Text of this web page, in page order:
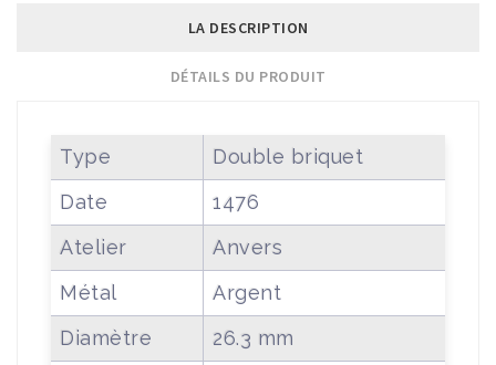
LA DESCRIPTION
DÉTAILS DU PRODUIT
Type
Double briquet
Date
1476
Atelier
Anvers
Métal
Argent
Diamètre
26.3 mm